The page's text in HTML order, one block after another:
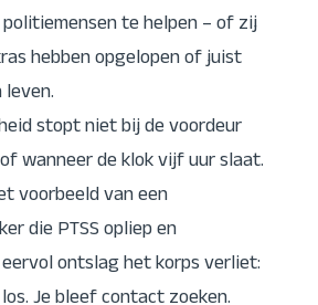
te helpen – of zij
hebben opgelopen of juist
stopt niet bij de voordeur
wanneer de klok vijf uur slaat.
voorbeeld van een
die PTSS opliep en
ontslag het korps verliet: